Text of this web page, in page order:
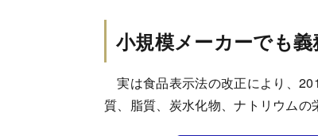
小規模メーカーでも義
実は食品表示法の改正により、
質、脂質、炭水化物、ナトリウムの